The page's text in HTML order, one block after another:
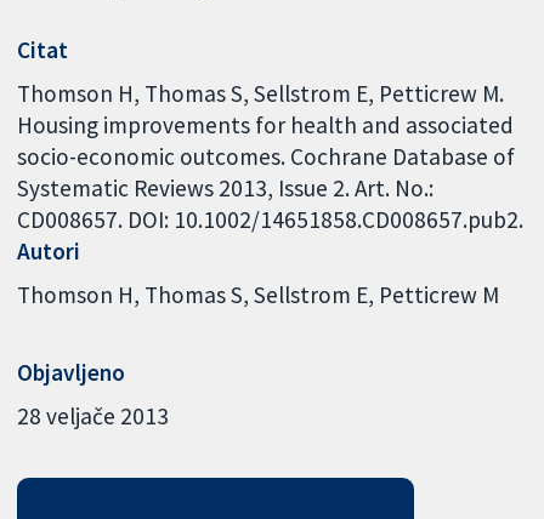
Citat
Thomson H, Thomas S, Sellstrom E, Petticrew M.
Housing improvements for health and associated
socio-economic outcomes. Cochrane Database of
Systematic Reviews 2013, Issue 2. Art. No.:
CD008657. DOI: 10.1002/14651858.CD008657.pub2.
Autori
Thomson H Thomas S Sellstrom E Petticrew M
Objavljeno
28 veljače 2013